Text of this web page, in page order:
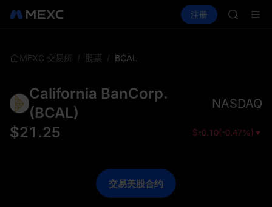
SPCX 理财 活
注册
AAOI
MEXC 交易所 / 股票 / BCAL
California BanCorp.
(BCAL)
NASDAQ
$21.25 $-0.10(-0.47%)
交易美股合约